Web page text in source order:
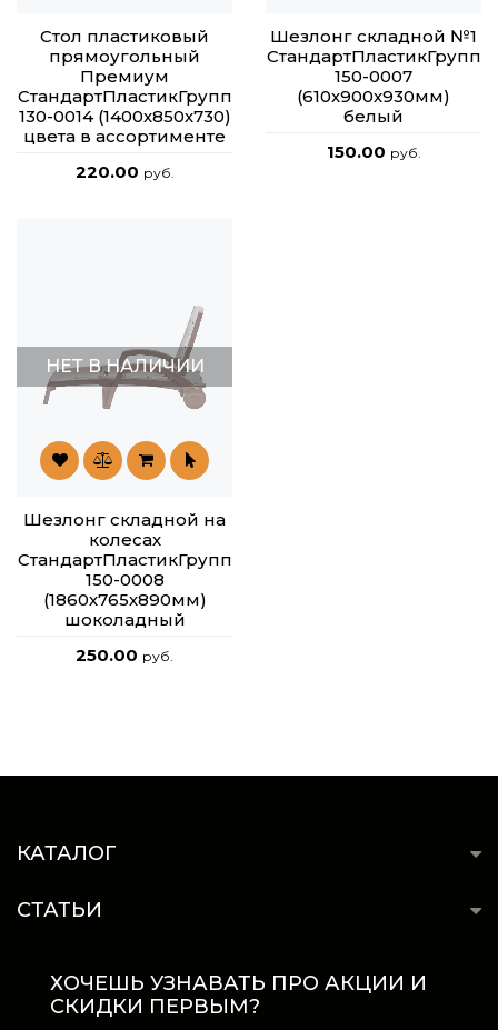
Стол пластиковый
прямоугольный
Премиум
СтандартПластикГрупп
130-0014 (1400х850х730)
цвета в ассортименте
220.00 руб.
Шезлонг складной №1
СтандартПластикГрупп
150-0007
(610х900х930мм)
белый
150.00 руб.
НЕТ В НАЛИЧИИ
Шезлонг складной на
колесах
СтандартПластикГрупп
150-0008
(1860х765х890мм)
шоколадный
250.00 руб.
КАТАЛОГ
СТАТЬИ
ХОЧЕШЬ УЗНАВАТЬ ПРО АКЦИИ И
СКИДКИ ПЕРВЫМ?